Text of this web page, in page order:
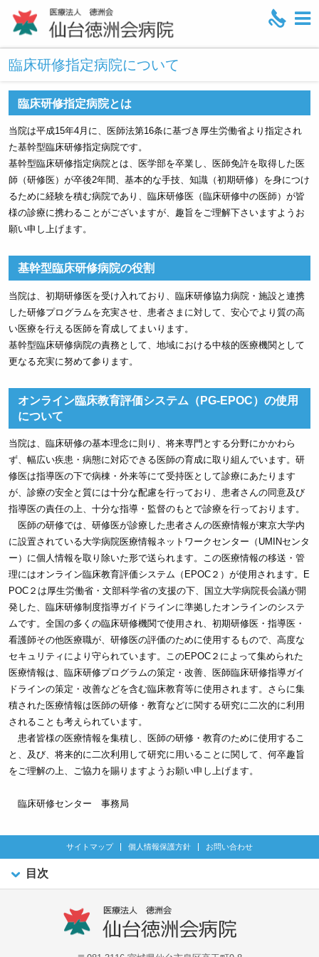
e
臨床研修指定病院について
臨床研修指定病院とは
当院は平成15年4月に、医師法第16条に基づき厚生労働省より指定され
た基幹型臨床研修指定病院です。
基幹型臨床研修指定病院とは、医学部を卒業し、医師免許を取得した医
師（研修医）が卒後2年間、基本的な手技、知識（初期研修）を身につけ
るために経験を積む病院であり、臨床研修医（臨床研修中の医師）が皆
様の診療に携わることがございますが、趣旨をご理解下さいますようお
願い申し上げます。
基幹型臨床研修病院の役割
当院は、初期研修医を受け入れており、臨床研修協力病院・施設と連携
した研修プログラムを充実させ、患者さまに対して、安心でより質の高
い医療を行える医師を育成してまいります。
基幹型臨床研修病院の責務として、地域における中核的医療機関として
更なる充実に努めて参ります。
オンライン臨床教育評価システム（PG-EPOC）の使用
について
当院は、臨床研修の基本理念に則り、将来専門とする分野にかかわら
ず、幅広い疾患・病態に対応できる医師の育成に取り組んでいます。研
修医は指導医の下で病棟・外来等にて受持医として診療にあたります
が、診療の安全と質には十分な配慮を行っており、患者さんの同意及び
指導医の責任の上、十分な指導・監督のもとで診療を行っております。
医師の研修では、研修医が診療した患者さんの医療情報が東京大学内
に設置されている大学病院医療情報ネットワークセンター（UMINセンタ
ー）に個人情報を取り除いた形で送られます。この医療情報の移送・管
理にはオンライン臨床教育評価システム（EPOC２）が使用されます。E
POC２は厚生労働省・文部科学省の支援の下、国立大学病院長会議が開
発した、臨床研修制度指導ガイドラインに準拠したオンラインのシステ
ムです。全国の多くの臨床研修機関で使用され、初期研修医・指導医・
看護師その他医療職が、研修医の評価のために使用するもので、高度な
セキュリティにより守られています。このEPOC２によって集められた
医療情報は、臨床研修プログラムの策定・改善、医師臨床研修指導ガイ
ドラインの策定・改善などを含む臨床教育等に使用されます。さらに集
積された医療情報は医師の研修・教育などに関する研究に二次的に利用
されることも考えられています。
患者皆様の医療情報を集積し、医師の研修・教育のために使用するこ
と、及び、将来的に二次利用して研究に用いることに関して、何卒趣旨
をご理解の上、ご協力を賜りますようお願い申し上げます。
臨床研修センター 事務局
サイトマップ 個人情報保護方針 お問い合わせ
目次